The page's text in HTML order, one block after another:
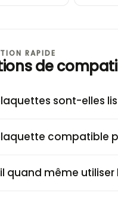
RAPIDE
de
sont-elles
compatible
quand même utiliser